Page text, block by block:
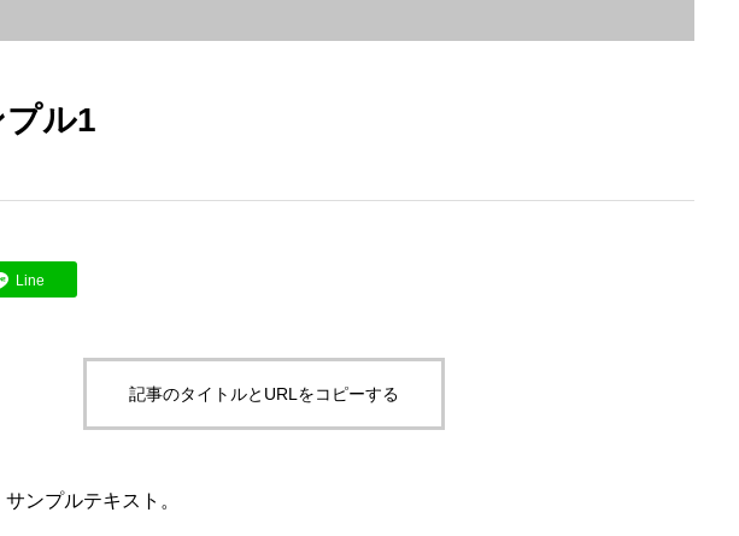
ル1
Line
記事のタイトルとURLをコピーする
ンプルテキスト。